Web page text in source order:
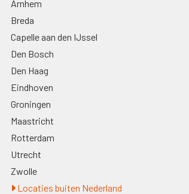
Arnhem
Breda
Capelle aan den IJssel
Den Bosch
Den Haag
Eindhoven
Groningen
Maastricht
Rotterdam
Utrecht
Zwolle
Locaties buiten Nederland